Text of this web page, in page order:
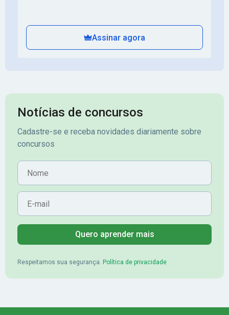
Assinar agora
Notícias de concursos
Cadastre-se e receba novidades diariamente sobre
concursos
Nome
E-mail
Quero aprender mais
Respeitamos sua segurança. Política de privacidade